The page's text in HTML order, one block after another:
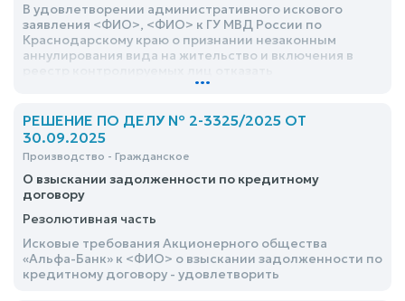
В удовлетворении административного искового
заявления <ФИО>, <ФИО> к ГУ МВД России по
Краснодарскому краю о признании незаконным
аннулирования вида на жительство и включения в
...
РЕШЕНИЕ ПО ДЕЛУ № 2-3325/2025 ОТ
30.09.2025
Производство - Гражданское
О взыскании задолженности по кредитному
договору
Резолютивная часть
Исковые требования Акционерного общества
«Альфа-Банк» к <ФИО> о взыскании задолженности по
кредитному договору - удовлетворить